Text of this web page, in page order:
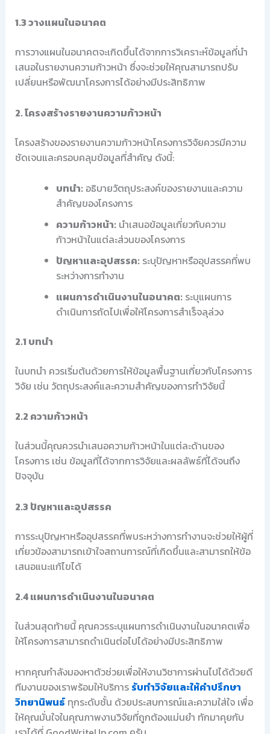
1.3 วางแผนในอนาคต
การวางแผนในอนาคตจะเกิดขึ้นได้จากการวิเคราะห์ข้อมูลที่นำ
เสนอในรายงานความก้าวหน้า ซึ่งจะช่วยให้คุณสามารถปรับ
เปลี่ยนหรือพัฒนาโครงการได้อย่างมีประสิทธิภาพ
2. โครงสร้างรายงานความก้าวหน้า
โครงสร้างของรายงานความก้าวหน้าโครงการวิจัยควรมีความ
ชัดเจนและครอบคลุมข้อมูลที่สำคัญ ดังนี้:
บทนำ: อธิบายวัตถุประสงค์ของรายงานและความ
สำคัญของโครงการ
ความก้าวหน้า: นำเสนอข้อมูลเกี่ยวกับความ
ก้าวหน้าในแต่ละส่วนของโครงการ
ปัญหาและอุปสรรค: ระบุปัญหาหรืออุปสรรคที่พบ
ระหว่างการทำงาน
แผนการดำเนินงานในอนาคต: ระบุแผนการ
ดำเนินการถัดไปเพื่อให้โครงการสำเร็จลุล่วง
2.1 บทนำ
ในบทนำ ควรเริ่มต้นด้วยการให้ข้อมูลพื้นฐานเกี่ยวกับโครงการ
วิจัย เช่น วัตถุประสงค์และความสำคัญของการทำวิจัยนี้
2.2 ความก้าวหน้า
ในส่วนนี้คุณควรนำเสนอความก้าวหน้าในแต่ละด้านของ
โครงการ เช่น ข้อมูลที่ได้จากการวิจัยและผลลัพธ์ที่ได้จนถึง
ปัจจุบัน
2.3 ปัญหาและอุปสรรค
การระบุปัญหาหรืออุปสรรคที่พบระหว่างการทำงานจะช่วยให้ผู้ที่
เกี่ยวข้องสามารถเข้าใจสถานการณ์ที่เกิดขึ้นและสามารถให้ข้อ
เสนอแนะแก้ไขได้
2.4 แผนการดำเนินงานในอนาคต
ในส่วนสุดท้ายนี้ คุณควรระบุแผนการดำเนินงานในอนาคตเพื่อ
ให้โครงการสามารถดำเนินต่อไปได้อย่างมีประสิทธิภาพ
หากคุณกำลังมองหาตัวช่วยเพื่อให้งานวิชาการผ่านไปได้ด้วยดี
ทีมงานของเราพร้อมให้บริการ รับทำวิจัยและให้คำปรึกษา
วิทยานิพนธ์ทุกระดับชั้น ด้วยประสบการณ์และความใส่ใจ เพื่อ
ให้คุณมั่นใจในคุณภาพงานวิจัยที่ถูกต้องแม่นยำ ทักมาคุยกับ